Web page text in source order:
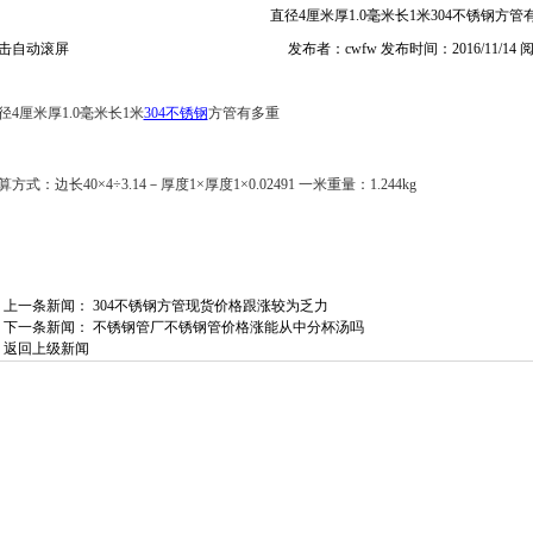
直径4厘米厚1.0毫米长1米304不锈钢方管
自动滚屏
发布者：cwfw 发布时间：2016/11/14
4厘米厚1.0毫米长1米304不锈钢方管有多重
方式：边长40×4÷3.14－厚度1×厚度1×0.02491 一米重量：1.244kg
上一条新闻： 304不锈钢方管现货价格跟涨较为乏力
下一条新闻： 不锈钢管厂不锈钢管价格涨能从中分杯汤吗
返回上级新闻